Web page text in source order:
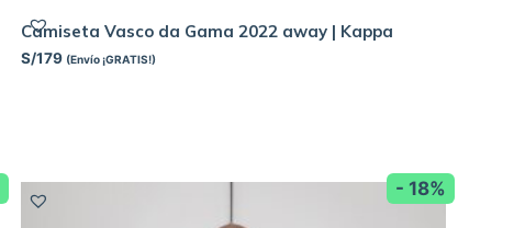
Camiseta Vasco da Gama 2022 away | Kappa
S/179 (Envío ¡GRATIS!)
- 18%